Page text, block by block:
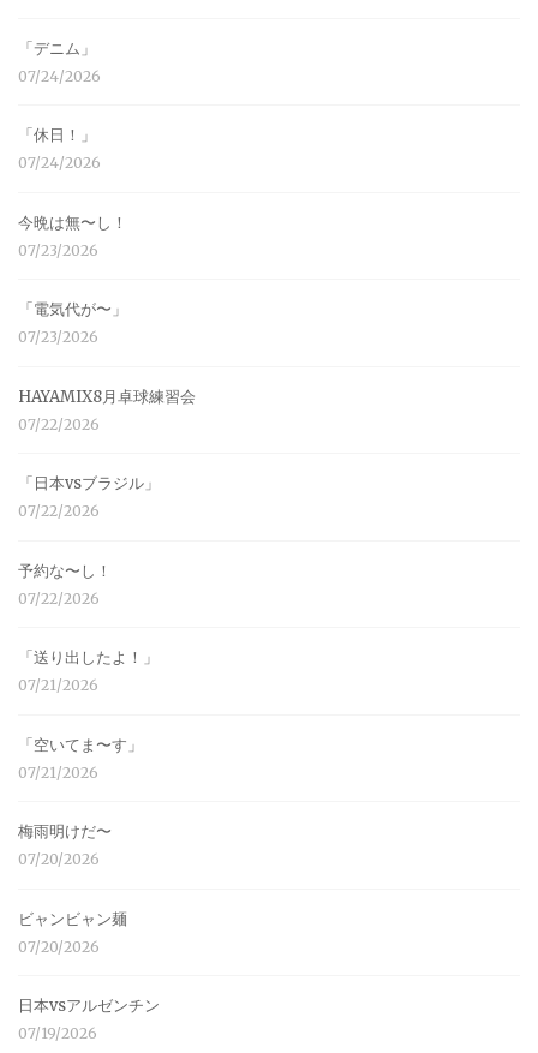
「デニム」
07/24/2026
「休日！」
07/24/2026
今晩は無〜し！
07/23/2026
「電気代が〜」
07/23/2026
HAYAMIX8月卓球練習会
07/22/2026
「日本vsブラジル」
07/22/2026
予約な〜し！
07/22/2026
「送り出したよ！」
07/21/2026
「空いてま〜す」
07/21/2026
梅雨明けだ〜
07/20/2026
ビャンビャン麺
07/20/2026
日本vsアルゼンチン
07/19/2026